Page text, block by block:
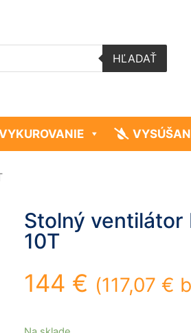
HĽADAŤ
Stolný ventilátor
10T
144 € (117,07 €